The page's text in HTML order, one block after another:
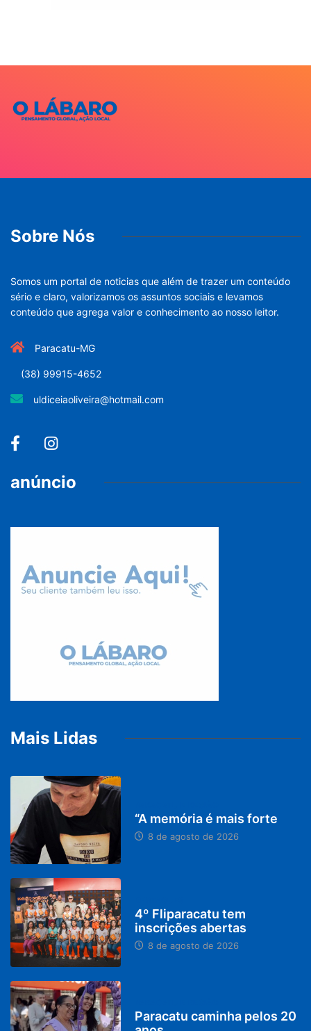
Sobre Nós
Somos um portal de noticias que além de trazer um conteúdo
sério e claro, valorizamos os assuntos sociais e levamos
conteúdo que agrega valor e conhecimento ao nosso leitor.
Paracatu-MG
(38) 99915-4652
uldiceiaoliveira@hotmail.com
anúncio
Mais Lidas
“A memória é mais forte
8 de agosto de 2026
4º Fliparacatu tem
inscrições abertas
8 de agosto de 2026
Paracatu caminha pelos 20